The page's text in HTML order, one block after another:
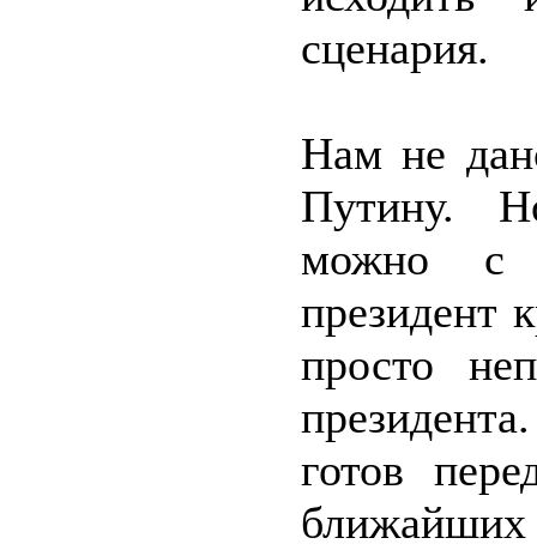
сценария.
Нам не
Путину.
можно с
президент
просто
готов
ближайших